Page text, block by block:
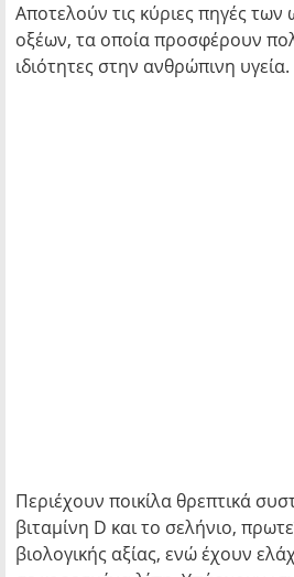
Αποτελούν τις κύριες πηγές
οξέων, τα οποία προσφέρουν
ιδιότητες στην ανθρώπινη υγεία.
Περιέχουν ποικίλα θρεπτικά
βιταμίνη D και το σελήνιο,
βιολογικής αξίας, ενώ έχουν